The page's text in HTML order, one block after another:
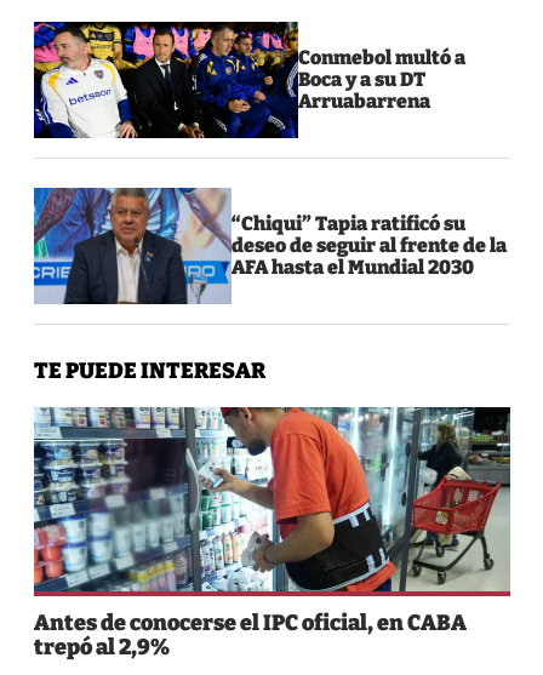
Conmebol multó a
Boca y a su DT
Arruabarrena
“Chiqui” Tapia ratificó su
deseo de seguir al frente de la
AFA hasta el Mundial 2030
TE PUEDE INTERESAR
Antes de conocerse el IPC oficial, en CABA
trepó al 2,9%